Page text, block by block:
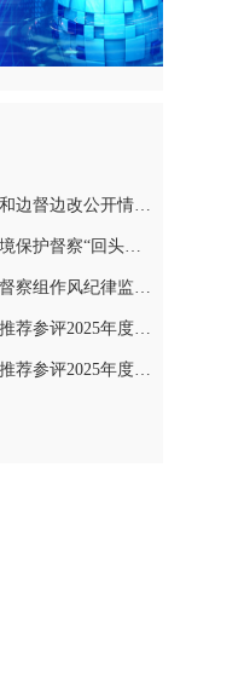
第三批群众信访举报转办和边督边改公开情况一览表
关于对衡阳市开展生态环境保护督察“回头看”的公告
关于省第五生态环境保护督察组作风纪律监督举报方式的公告
关于南岳区融媒体中心拟推荐参评2025年度“湖南广播电视奖”县融专项奖评选作品的公示
关于南岳区融媒体中心拟推荐参评2025年度湖南新闻奖作品的公示